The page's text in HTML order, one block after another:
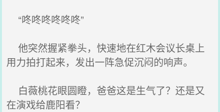
“咚咚咚咚咚咚”
他突然握紧拳头，快速地在红木会议长桌上
用力拍打起来，发出一阵急促沉闷的响声。
白薇桃花眼圆瞪，爸爸这是生气了？还是又
在演戏给鹿阳看？